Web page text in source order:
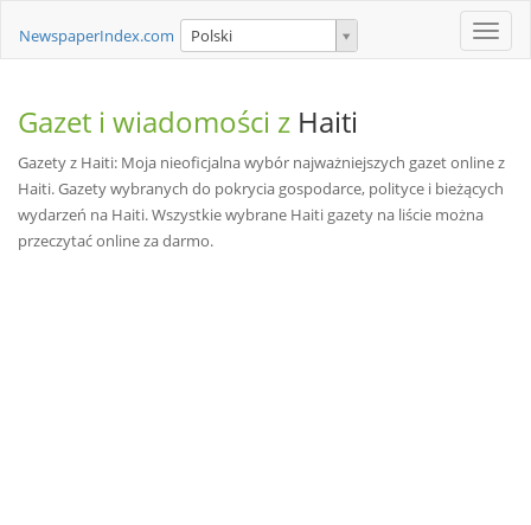
Toggle
NewspaperIndex.com Polski
Gazet i wiadomości z Haiti
Gazety z Haiti: Moja nieoficjalna wybór najważniejszych gazet online z
Haiti. Gazety wybranych do pokrycia gospodarce, polityce i bieżących
wydarzeń na Haiti. Wszystkie wybrane Haiti gazety na liście można
przeczytać online za darmo.